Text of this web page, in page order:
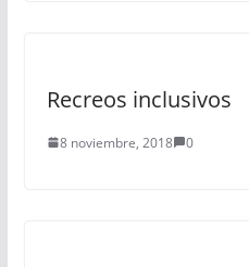
Recreos inclusivos
8 noviembre, 2018 0